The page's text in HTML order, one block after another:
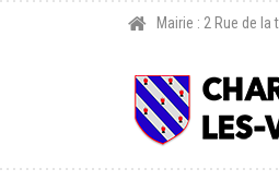
Mairie : 2 Rue de